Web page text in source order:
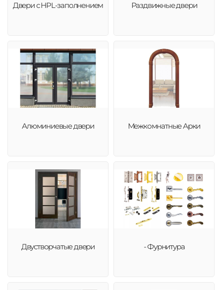
Двери с HPL-заполнением Раздвижные двери
Алюминиевые двери Межкомнатные Арки
Двустворчатые двери - Фурнитура